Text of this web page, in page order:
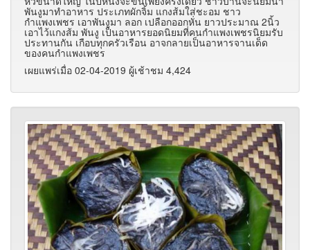
พันงูมาทำอาหาร ประเภทผักจิ้ม แกงส้มใส่ชะอม ชาว
กำแพงเพชร เอาพันงูมา ลอก เปลือกออกหั่น ยาวประมาณ 2นิ้ว
เอาไว้แกงส้ม พันงู เป็นอาหารยอดนิยมที่คนกำแพงเพชรนิยมรับ
ประทานกัน เกือบทุกครัวเรือน อาจกลายเป็นอาหารจานเด็ด
ของคนกำแพงเพชร
เผยแพร่เมื่อ 02-04-2019 ผู้เช้าชม 4,424